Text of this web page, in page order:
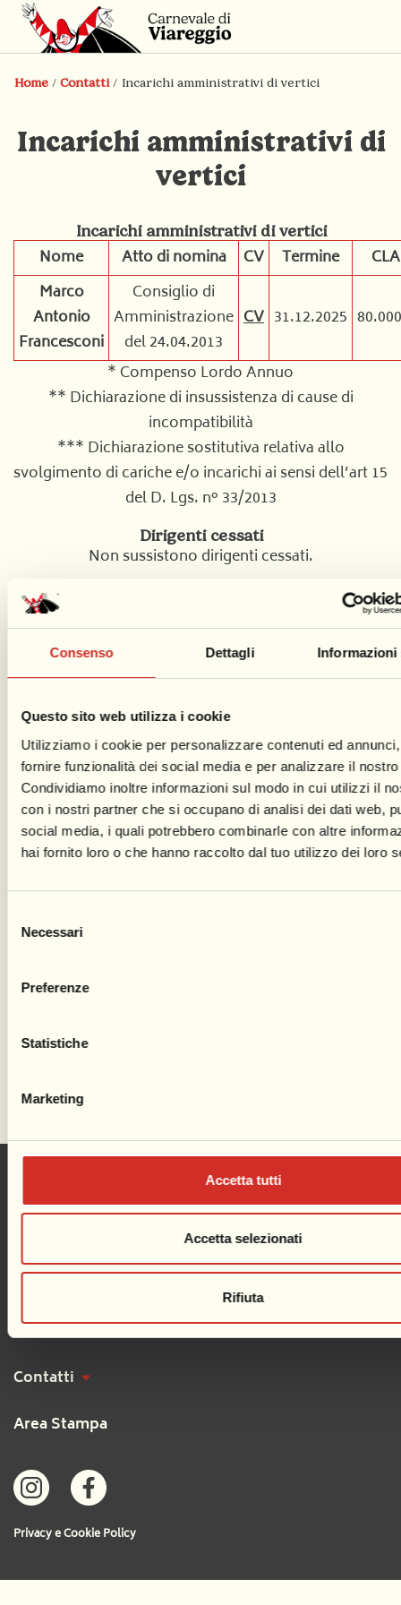
Consenso Dettagli Informazioni
Questo sito web utilizza i cookie
Utilizziamo i cookie per personalizzare contenuti ed
fornire funzionalità dei social media e per analizzare il
Condividiamo inoltre informazioni sul modo in cui utilizzi il
con i nostri partner che si occupano di analisi dei dati web,
social media, i quali potrebbero combinarle con altre
hai fornito loro o che hanno raccolto dal tuo utilizzo dei loro
delNecessari
Preferenze
Statistiche
Marketing
Accetta tutti
Accetta selezionati
Rifiuta
Home / Contatti / Incarichi amministrativi di vertici
Incarichi amministrativi di
vertici
Incarichi amministrativi di vertici
Nome Atto di nomina CV Termine
Marco
Antonio
Francesconi
Consiglio di
Amministrazione
del 24.04.2013
CV 31.12.2025
* Compenso Lordo Annuo
** Dichiarazione di insussistenza di cause di
incompatibilità
*** Dichiarazione sostitutiva relativa allo
svolgimento di cariche e/o incarichi ai sensi dell’art 15
del D. Lgs. n° 33/2013
Dirigenti cessati
Non sussistono dirigenti cessati.
Sintesi contratto, altri incarichi, importi di
Fattispecie non presente.
Dotazione organica 2017
Dotazione organica 2019
Dontazione organica 2020
Dotazione organica 2021
Dotazione organica 2022
Tassi di assenza – 2017
Tassi di assenza 2018
Incarichi conferiti e autorizzati ai dipendenti
Non sussiste la presente tipologia di incarico.
News
Contatti
Area Stampa
Privacy e Cookie Policy